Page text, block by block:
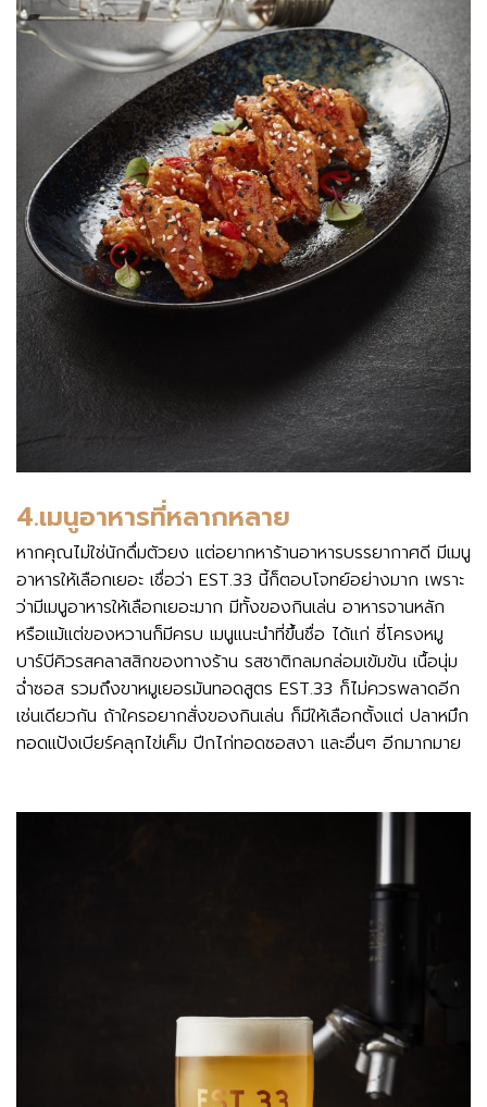
4.เมนูอาหารที่หลากหลาย
หากคุณไม่ใช่นักดื่มตัวยง แต่อยากหาร้านอาหารบรรยากาศดี มีเมนู
อาหารให้เลือกเยอะ เชื่อว่า EST.33 นี้ก็ตอบโจทย์อย่างมาก เพราะ
ว่ามีเมนูอาหารให้เลือกเยอะมาก มีทั้งของกินเล่น อาหารจานหลัก
หรือแม้แต่ของหวานก็มีครบ เมนูแนะนำที่ขึ้นชื่อ ได้แก่ ซี่โครงหมู
บาร์บีคิวรสคลาสสิกของทางร้าน รสชาติกลมกล่อมเข้มข้น เนื้อนุ่ม
ฉ่ำซอส รวมถึงขาหมูเยอรมันทอดสูตร EST.33 ก็ไม่ควรพลาดอีก
เช่นเดียวกัน ถ้าใครอยากสั่งของกินเล่น ก็มีให้เลือกตั้งแต่ ปลาหมึก
ทอดแป้งเบียร์คลุกไข่เค็ม ปีกไก่ทอดซอสงา และอื่นๆ อีกมากมาย